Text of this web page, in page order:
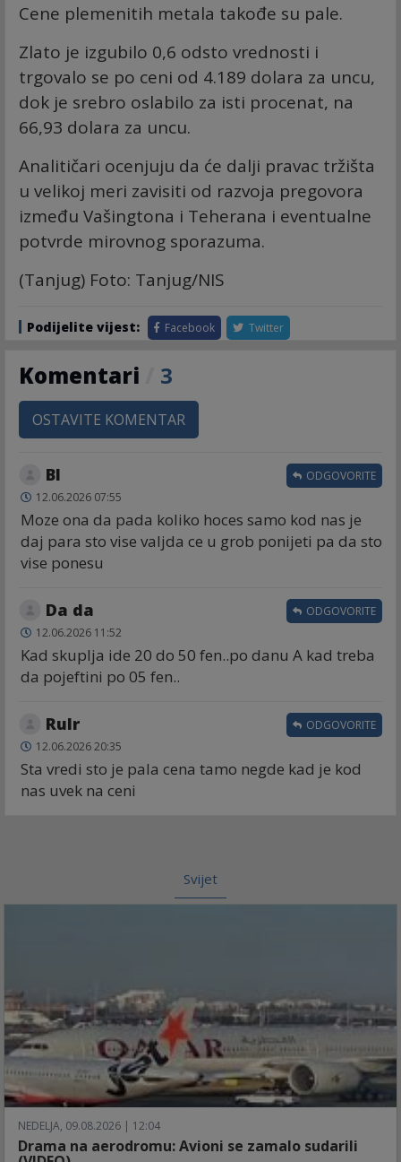
Cene plemenitih metala takođe su pale.
Zlato je izgubilo 0,6 odsto vrednosti i
trgovalo se po ceni od 4.189 dolara za uncu,
dok je srebro oslabilo za isti procenat, na
66,93 dolara za uncu.
Analitičari ocenjuju da će dalji pravac tržišta
u velikoj meri zavisiti od razvoja pregovora
između Vašingtona i Teherana i eventualne
potvrde mirovnog sporazuma.
(Tanjug) Foto: Tanjug/NIS
Podijelite vijest: Facebook Twitter
Komentari 3
OSTAVITE KOMENTAR
Bl
12.06.2026 07:55
Moze ona da pada koliko hoces samo kod nas je
daj para sto vise valjda ce u grob ponijeti pa da sto
vise ponesu
ODGOVORITE
Da da
12.06.2026 11:52
Kad skuplja ide 20 do 50 fen..po danu A kad treba
da pojeftini po 05 fen..
ODGOVORITE
Rulr
12.06.2026 20:35
Sta vredi sto je pala cena tamo negde kad je kod
nas uvek na ceni
ODGOVORITE
Svijet
NEDELJA, 09.08.2026 | 12:04
Drama na aerodromu: Avioni se zamalo sudarili